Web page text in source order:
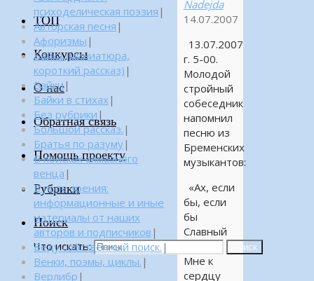
ТОП
Конкурсы
О нас
Обратная связь
Помощь проекту
Рубрики
Поиск
Что искать: Поиск
Nadejda
14.07.2007
13.07.2007
г. 5-00.
Молодой
стройный
собеседник
напомнил
песню из
Бременских
музыкантов:
«Ах, если
бы, если
бы
Славный
Мне к
сердцу
психоделическая поэзия |
Авторская песня |
Афоризмы |
Байка (миниатюра,
короткий рассказ) |
Байки|
Байки в стихах |
Без рубрики |
Большой рассказ. |
Братья по разуму|
В поисках алмазного
венца |
В поле зрения:
информационные и иные
материалы от наших
авторов и подписчиков |
Веду собственный поиск. |
Венки, поэмы, циклы. |
Верлибр |